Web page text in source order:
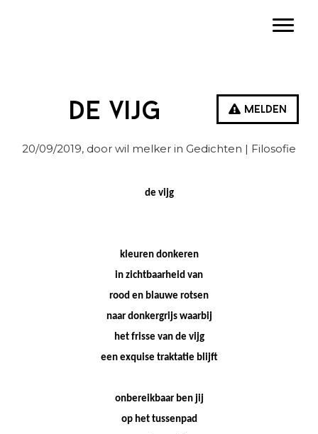
Melden
De vijg
20/09/2019, door wil melker in Gedichten | Filosofie
de vijg
kleuren donkeren
in zichtbaarheid van
rood en blauwe rotsen
naar donkergrijs waarbij
het frisse van de vijg
een exquise traktatie blijft
onbereikbaar ben jij
op het tussenpad